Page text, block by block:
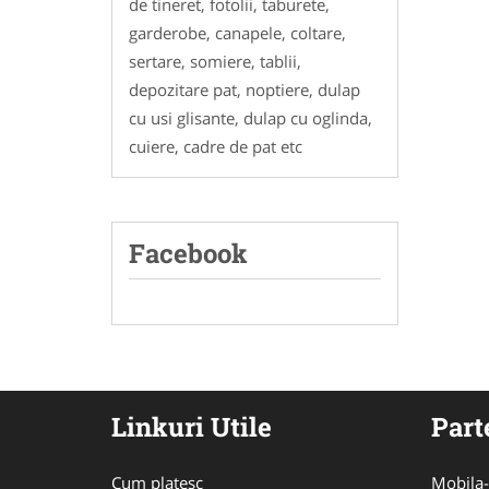
garderobe, canapele, coltare,
sertare, somiere, tablii,
depozitare pat, noptiere, dulap
cu usi glisante, dulap cu oglinda,
cuiere, cadre de pat etc
Facebook
Linkuri Utile
Cum platesc